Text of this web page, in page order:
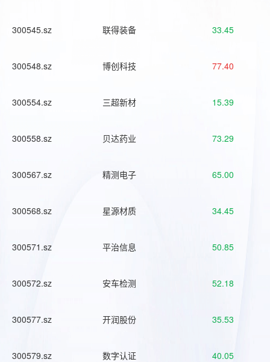
300545.sz 联得装备 33.45
300548.sz 博创科技 77.40
300554.sz 三超新材 15.39
300558.sz 贝达药业 73.29
300567.sz 精测电子 65.00
300568.sz 星源材质 34.45
300571.sz 平治信息 50.85
300572.sz 安车检测 52.18
300577.sz 开润股份 35.53
300579.sz 数字认证 40.05